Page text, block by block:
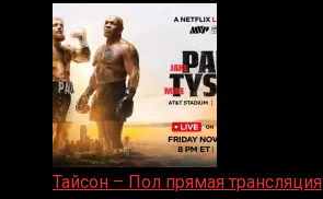
Тайсон – Пол прямая трансляция